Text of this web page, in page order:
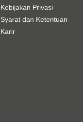
Kebijakan Privasi
Syarat dan Ketentuan
Karir